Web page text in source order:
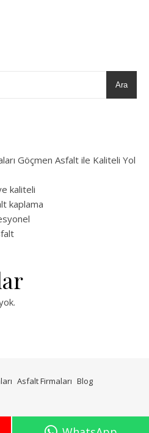
Ara
Göçmen Asfalt ile Kaliteli Yol
kaliteli
kaplama
Asfalt Firmaları Blog
Ashe teması.